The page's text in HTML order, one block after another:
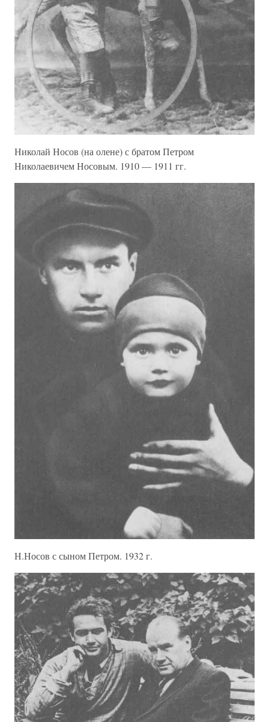
Николай Носов (на олене) с братом Петром
Николаевичем Носовым. 1910 — 1911 гг.
Н.Носов с сыном Петром. 1932 г.